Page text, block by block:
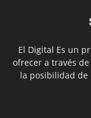
El Digital Es un
ofrecer a través
la posibilidad de